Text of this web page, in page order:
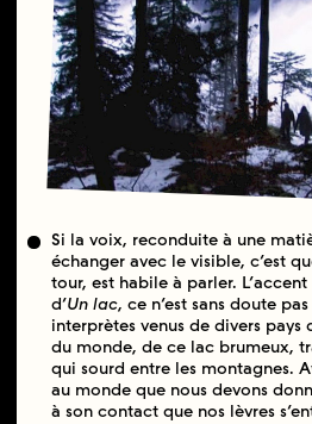
Si la voix, reconduite à une
échanger avec le visible, c’est
tour, est habile à parler.
d’Un lac, ce n’est sans doute
interprètes venus de divers pays
du monde, de ce lac brumeux,
qui sourd entre les montagnes.
au monde que nous devons
à son contact que nos lèvres